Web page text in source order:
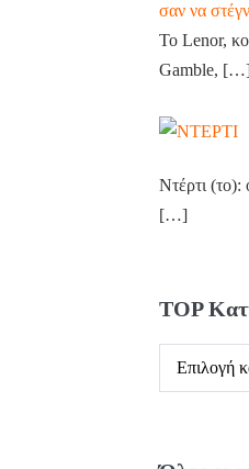
σαν να
Το Lenor,
Gamble,
Ντέρτι (το):
[…]
TOP